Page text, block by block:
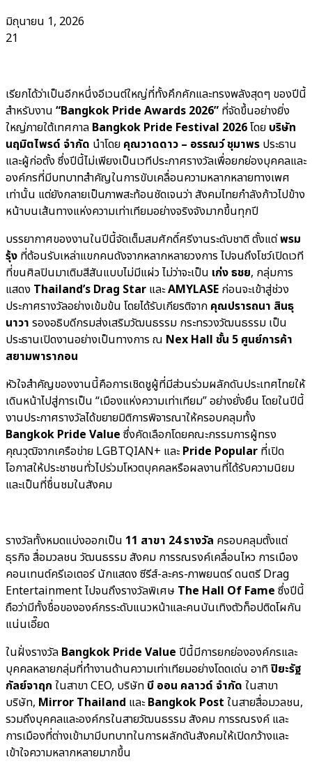
มิถุนายน 1, 2026
21
เรียกได้ว่าเป็นอีกหนึ่งอีเวนต์ใหญ่ที่ทั้งคึกคักและทรงพลังสุดๆ ของปีนี้
สำหรับงาน “Bangkok Pride Awards 2026” ที่จัดขึ้นอย่างยิ่ง
ใหญ่ภายใต้เทศกาล Bangkok Pride Festival 2026โดย บริษัท
นฤมิตไพรด์ จำกัด นำโดย คุณวาดดาว – อรรณว์ ชุมาพร ประธาน
และผู้ก่อตั้ง ซึ่งปีนี้ไม่เพียงเป็นเวทีประกาศรางวัลเพื่อยกย่องบุคคลและ
องค์กรที่มีบทบาทสำคัญในการขับเคลื่อนความหลากหลายทางเพศ
เท่านั้น แต่ยังกลายเป็นภาพสะท้อนชัดเจนว่า สังคมไทยกำลังก้าวไปข้าง
หน้าบนเส้นทางแห่งความเท่าเทียมอย่างจริงจังมากขึ้นทุกปี
บรรยากาศของงานในปีนี้จัดเต็มสมศักดิ์ศรีงานระดับชาติ ตั้งแต่พรม
รุ้ง ที่ต้อนรับเหล่าแขกคนดังจากหลากหลายวงการ ไปจนถึงโชว์เปิดเวที
ที่ขนศิลปินมาเติมสีสันแบบไม่มีแผ่ว ไม่ว่าจะเป็น เก่ง ธชย, กลุ่มการ
แสดง Thailand’s Drag Star และAMYLASE ก่อนจะเข้าสู่ช่วง
ประกาศรางวัลอย่างเข้มข้น โดยได้รับเกียรติจาก คุณปรารถนา สินธุ
นาวา รองอธิบดีกรมส่งเสริมวัฒนธรรม กระทรวงวัฒนธรรม เป็น
ประธานเปิดงานอย่างเป็นทางการ ณ Nex Hall ชั้น 5 ศูนย์การค้า
สยามพารากอน
หัวใจสำคัญของงานนี้คือการเชิดชูผู้ที่มีส่วนร่วมผลักดันประเทศไทยให้
เดินหน้าไปสู่การเป็น “เมืองแห่งความเท่าเทียม” อย่างยั่งยืน โดยในปีนี้
งานประกาศรางวัลได้ขยายมิติการพิจารณาให้ครอบคลุมทั้ง
Bangkok Pride Value ซึ่งคัดเลือกโดยคณะกรรมการผู้ทรง
คุณวุฒิจากเครือข่าย LGBTQIAN+ และPride Popular ที่เปิด
โอกาสให้ประชาชนทั่วไปร่วมโหวตบุคคลหรือผลงานที่ได้รับความนิยม
และเป็นที่ชื่นชมในสังคม
รางวัลทั้งหมดแบ่งออกเป็น 11 สาขา 24 รางวัล ครอบคลุมตั้งแต่
ธุรกิจ สื่อมวลชน วัฒนธรรม สังคม การรณรงค์เคลื่อนไหว การเมือง
คอนเทนต์ครีเอเตอร์ นักแสดง ซีรีส์-ละคร-ภาพยนตร์ ดนตรี Drag
Entertainment ไปจนถึงรางวัลพิเศษ The Hall Of Fame ซึ่งปีนี้
ถือว่ามีทั้งชื่อขององค์กรระดับแนวหน้าและคนบันเทิงตัวท็อปติดโผกัน
แน่นเอี๊ยด
ในฝั่งรางวัล Bangkok Pride Value ปีนี้มีการยกย่ององค์กรและ
บุคคลหลายกลุ่มที่ทำงานด้านความเท่าเทียมอย่างโดดเด่น อาทิปิยะรัฐ
กัลย์จาฤก ในสาขา CEO, บริษัท บี ออน คลาวด์ จำกัด ในสาขา
บริษัท, Mirror Thailand และBangkok Post ในสายสื่อมวลชน,
รวมถึงบุคคลและองค์กรในสายวัฒนธรรม สังคม การรณรงค์ และ
การเมืองที่ต่างเข้ามามีบทบาทในการผลักดันสังคมให้เปิดกว้างและ
เข้าใจความหลากหลายมากขึ้น